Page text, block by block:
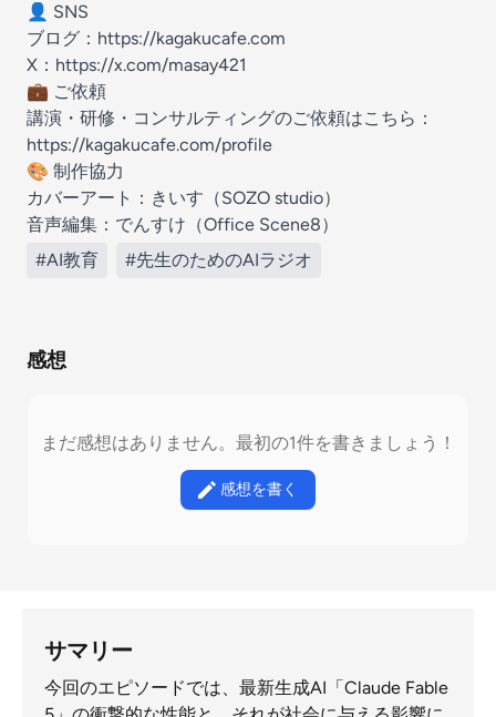
👤 SNS
ブログ： https://kagakucafe.com
X： https://x.com/masay421
💼 ご依頼
講演・研修・コンサルティングのご依頼はこちら：
https://kagakucafe.com/profile
🎨 制作協力
カバーアート：きいす（SOZO studio）
音声編集：でんすけ（Office Scene8）
#AI教育
#先生のためのAIラジオ
感想
まだ感想はありません。最初の1件を書きましょう！
感想を書く
サマリー
今回のエピソードでは、最新生成AI「Claude Fable